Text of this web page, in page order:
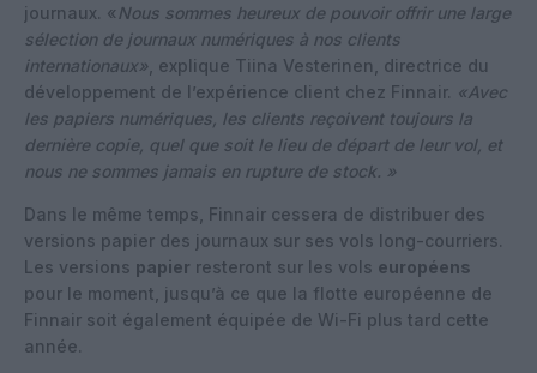
journaux. « Nous sommes heureux de pouvoir offrir une large
sélection de journaux numériques à nos clients
internationaux» , explique Tiina Vesterinen, directrice du
développement de l’expérience client chez Finnair. «Avec
les papiers numériques, les clients reçoivent toujours la
dernière copie, quel que soit le lieu de départ de leur vol, et
nous ne sommes jamais en rupture de stock. »
Dans le même temps, Finnair cessera de distribuer des
versions papier des journaux sur ses vols long-courriers.
Les versions papier resteront sur les vols européens
pour le moment, jusqu’à ce que la flotte européenne de
Finnair soit également équipée de Wi-Fi plus tard cette
année.